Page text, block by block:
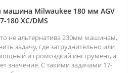
Milwaukee 180 мм AGV
180 XC/DMS
не альтернатива 230мм машинам,
задачу, где затруднительно или
и громоздкий инструмент, а
значение. С такими задачами 17-